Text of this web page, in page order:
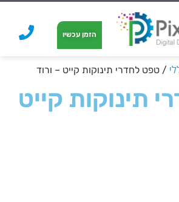
הזמן עכשיו
/ טפט לחדרי תינוקות קייט – ורוד
תינוקות קייט